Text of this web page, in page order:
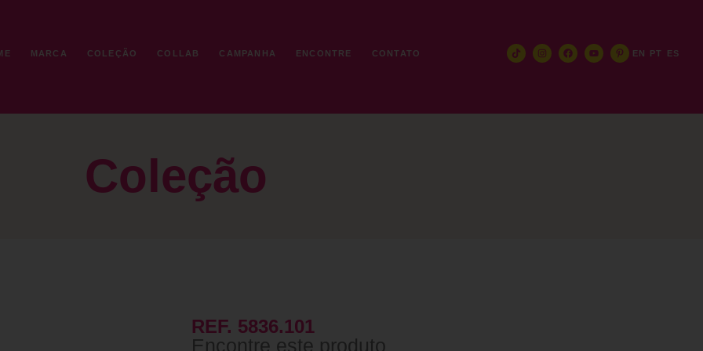
MARCA COLEÇÃO COLLAB CAMPANHA ENCONTRE CONTATO EN PT ES
Coleção
REF. 5836.101
Encontre este produto